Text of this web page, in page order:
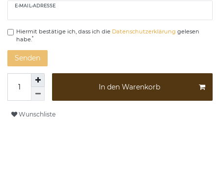
E-MAIL-ADRESSE
Hiermit bestätige ich, dass ich die Daten­schutz­erklärung gelesen
habe.*
Senden
In den Warenkorb
Wunschliste